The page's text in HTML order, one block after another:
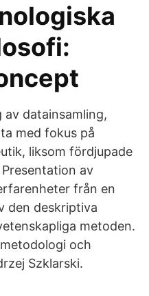
datainsamling,
med fokus på
liksom fördjupade
av
från en
den deskriptiva
metoden.
och
Szklarski.